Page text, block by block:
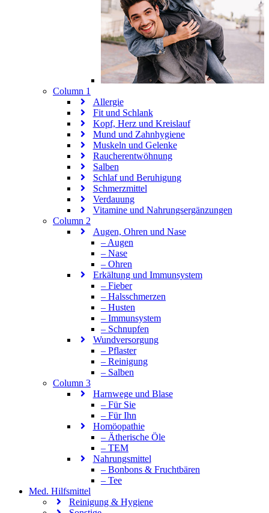
Column 1
Allergie
Fit und Schlank
Kopf, Herz und Kreislauf
Mund und Zahnhygiene
Muskeln und Gelenke
Raucherentwöhnung
Salben
Schlaf und Beruhigung
Schmerzmittel
Verdauung
Vitamine und Nahrungsergänzungen
Column 2
Augen, Ohren und Nase
– Augen
– Nase
– Ohren
Erkältung und Immunsystem
– Fieber
– Halsschmerzen
– Husten
– Immunsystem
– Schnupfen
Wundversorgung
– Pflaster
– Reinigung
– Salben
Column 3
Harnwege und Blase
– Für Sie
– Für Ihn
Homöopathie
– Ätherische Öle
– TEM
Nahrungsmittel
– Bonbons & Fruchtbären
– Tee
Med. Hilfsmittel
Reinigung & Hygiene